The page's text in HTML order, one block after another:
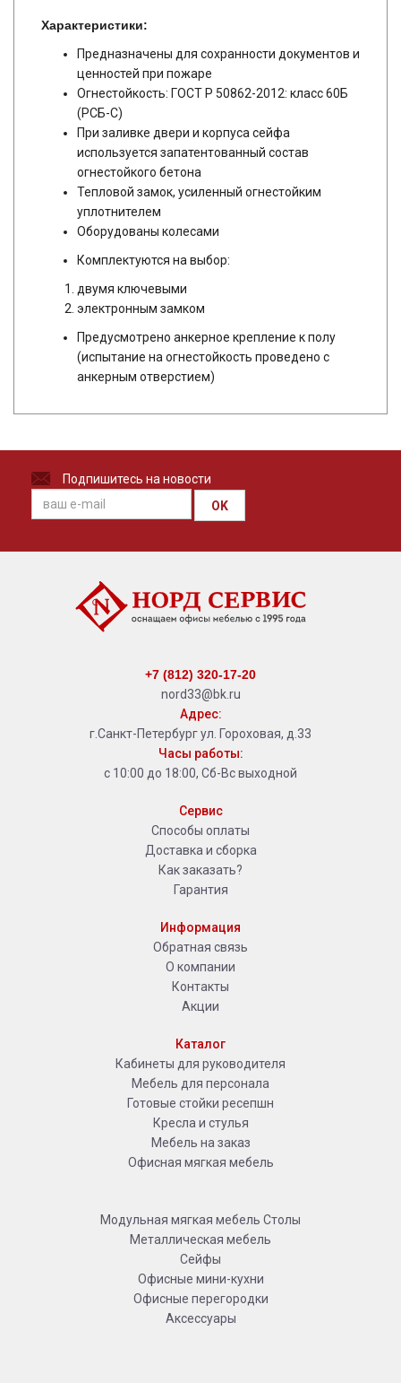
Характеристики:
Предназначены для сохранности документов и
ценностей при пожаре
Огнестойкость: ГОСТ Р 50862-2012: класс 60Б
(РСБ-С)
При заливке двери и корпуса сейфа
используется запатентованный состав
огнестойкого бетона
Тепловой замок, усиленный огнестойким
уплотнителем
Оборудованы колесами
Комплектуются на выбор:
двумя ключевыми
электронным замком
Предусмотрено анкерное крепление к полу
(испытание на огнестойкость проведено с
анкерным отверстием)
Подпишитесь на новости
OK
+7 (812) 320-17-20
nord33@bk.ru
Адрес:
г.Санкт-Петербург ул. Гороховая, д.33
Часы работы:
с 10:00 до 18:00, Сб-Вс выходной
Сервис
Способы оплаты
Доставка и сборка
Как заказать?
Гарантия
Информация
Обратная связь
О компании
Контакты
Акции
Каталог
Кабинеты для руководителя
Мебель для персонала
Готовые стойки ресепшн
Кресла и стулья
Мебель на заказ
Офисная мягкая мебель
Модульная мягкая мебель Столы
Металлическая мебель
Сейфы
Офисные мини-кухни
Офисные перегородки
Аксессуары